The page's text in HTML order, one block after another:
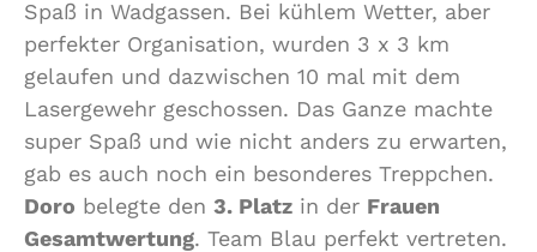
Spaß in Wadgassen. Bei kühlem Wetter, aber
perfekter Organisation, wurden 3 x 3 km
gelaufen und dazwischen 10 mal mit dem
Lasergewehr geschossen. Das Ganze machte
super Spaß und wie nicht anders zu erwarten,
gab es auch noch ein besonderes Treppchen.
Doro belegte den 3. Platz in der Frauen
Gesamtwertung. Team Blau perfekt vertreten.